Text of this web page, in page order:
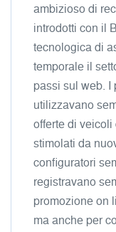
ambizioso di
introdotti con il
tecnologica di
temporale il
passi sul web.
utilizzavano
offerte di
stimolati da
configuratori
registravano
promozione on
ma anche per